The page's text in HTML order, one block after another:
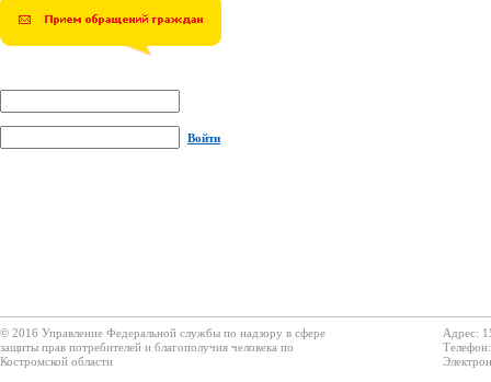
Войти
© 2016 Управление Федеральной службы по надзору в сфере
защиты прав потребителей и благополучия человека по
Костромской области
Адрес: